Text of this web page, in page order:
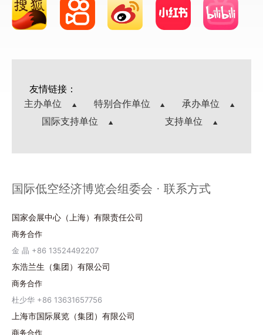
友情链接：
主办单位
特别合作单位
承办单位
国际支持单位
支持单位
国际低空经济博览会组委会 · 联系方式
国家会展中心（上海）有限责任公司
商务合作
金 晶 +86 13524492207
东浩兰生（集团）有限公司
商务合作
杜少华 +86 13631657756
上海市国际展览（集团）有限公司
商务合作